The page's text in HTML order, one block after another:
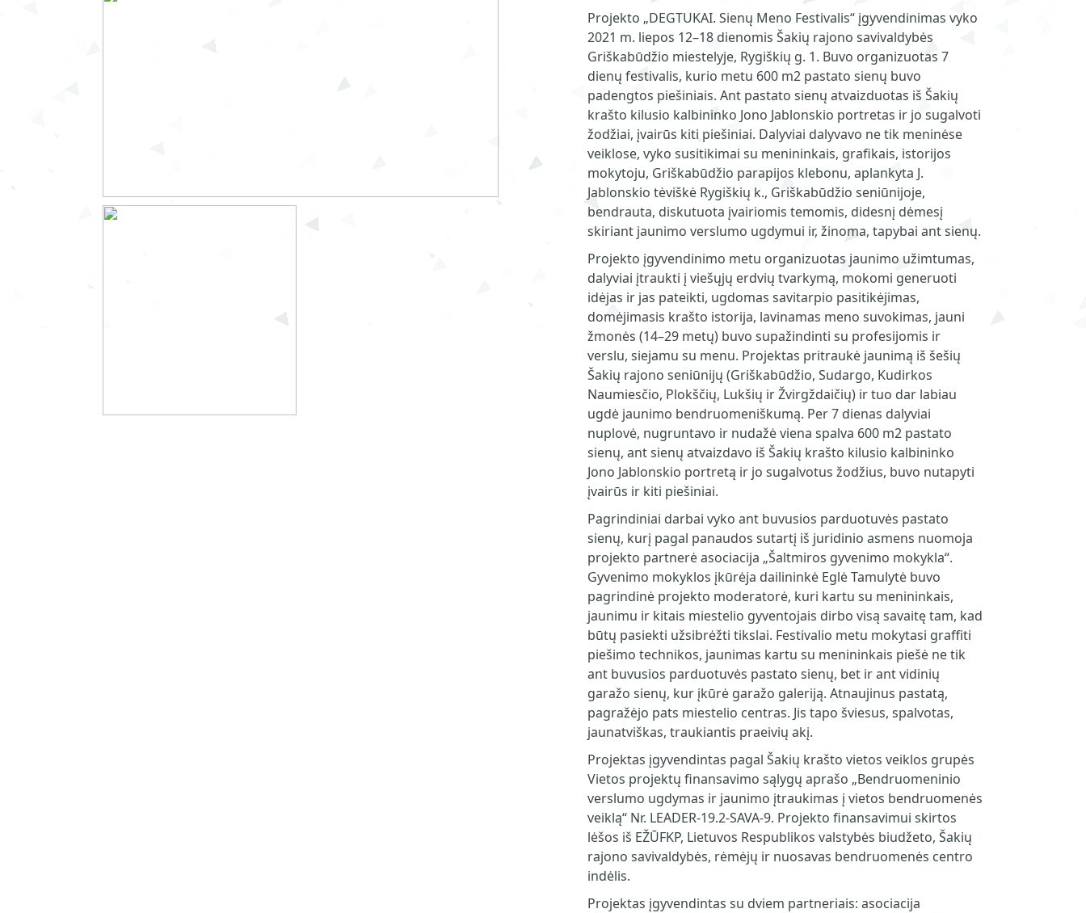
Projekto „DEGTUKAI. Sienų Meno Festivalis“ įgyvendinimas vyko
2021 m. liepos 12–18 dienomis Šakių rajono savivaldybės
Griškabūdžio miestelyje, Rygiškių g. 1. Buvo organizuotas 7
dienų festivalis, kurio metu 600 m2 pastato sienų buvo
padengtos piešiniais. Ant pastato sienų atvaizduotas iš Šakių
krašto kilusio kalbininko Jono Jablonskio portretas ir jo sugalvoti
žodžiai, įvairūs kiti piešiniai. Dalyviai dalyvavo ne tik meninėse
veiklose, vyko susitikimai su menininkais, grafikais, istorijos
mokytoju, Griškabūdžio parapijos klebonu, aplankyta J.
Jablonskio tėviškė Rygiškių k., Griškabūdžio seniūnijoje,
bendrauta, diskutuota įvairiomis temomis, didesnį dėmesį
skiriant jaunimo verslumo ugdymui ir, žinoma, tapybai ant sienų.
Projekto įgyvendinimo metu organizuotas jaunimo užimtumas,
dalyviai įtraukti į viešųjų erdvių tvarkymą, mokomi generuoti
idėjas ir jas pateikti, ugdomas savitarpio pasitikėjimas,
domėjimasis krašto istorija, lavinamas meno suvokimas, jauni
žmonės (14–29 metų) buvo supažindinti su profesijomis ir
verslu, siejamu su menu. Projektas pritraukė jaunimą iš šešių
Šakių rajono seniūnijų (Griškabūdžio, Sudargo, Kudirkos
Naumiesčio, Plokščių, Lukšių ir Žvirgždaičių) ir tuo dar labiau
ugdė jaunimo bendruomeniškumą. Per 7 dienas dalyviai
nuplovė, nugruntavo ir nudažė viena spalva 600 m2 pastato
sienų, ant sienų atvaizdavo iš Šakių krašto kilusio kalbininko
Jono Jablonskio portretą ir jo sugalvotus žodžius, buvo nutapyti
įvairūs ir kiti piešiniai.
Pagrindiniai darbai vyko ant buvusios parduotuvės pastato
sienų, kurį pagal panaudos sutartį iš juridinio asmens nuomoja
projekto partnerė asociacija „Šaltmiros gyvenimo mokykla“.
Gyvenimo mokyklos įkūrėja dailininkė Eglė Tamulytė buvo
pagrindinė projekto moderatorė, kuri kartu su menininkais,
jaunimu ir kitais miestelio gyventojais dirbo visą savaitę tam, kad
būtų pasiekti užsibrėžti tikslai. Festivalio metu mokytasi graffiti
piešimo technikos, jaunimas kartu su menininkais piešė ne tik
ant buvusios parduotuvės pastato sienų, bet ir ant vidinių
garažo sienų, kur įkūrė garažo galeriją. Atnaujinus pastatą,
pagražėjo pats miestelio centras. Jis tapo šviesus, spalvotas,
jaunatviškas, traukiantis praeivių akį.
Projektas įgyvendintas pagal Šakių krašto vietos veiklos grupės
Vietos projektų finansavimo sąlygų aprašo „Bendruomeninio
verslumo ugdymas ir jaunimo įtraukimas į vietos bendruomenės
veiklą“ Nr. LEADER-19.2-SAVA-9. Projekto finansavimui skirtos
lėšos iš EŽŪFKP, Lietuvos Respublikos valstybės biudžeto, Šakių
rajono savivaldybės, rėmėjų ir nuosavas bendruomenės centro
indėlis.
Projektas įgyvendintas su dviem partneriais: asociacija